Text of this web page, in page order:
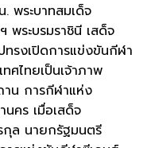
พระบาทสมเด็จ
พระบรมราชินี เสด็จ
ทรงเปิดการแข่งขันกีฬา
ศไทยเป็นเจ้าภาพ
น การกีฬาแห่ง
นคร เมื่อเสด็จ
กุล นายกรัฐมนตรี